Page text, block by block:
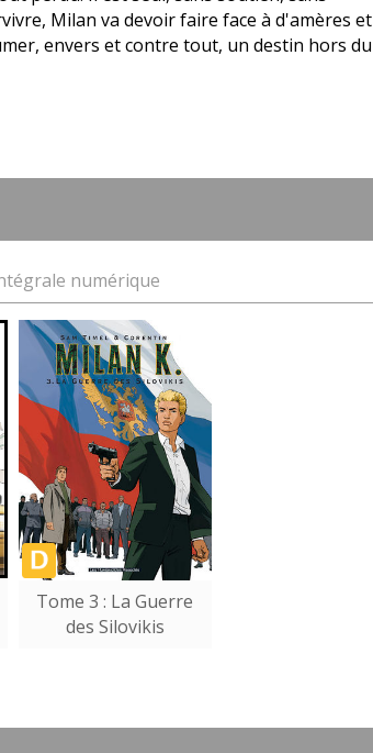
Milan va devoir faire face à d'amères et
envers et contre tout, un destin hors du
numérique
Tome 3 : La Guerre
des Silovikis